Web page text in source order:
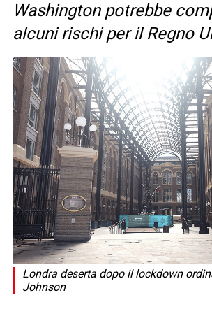
Washington potrebbe
alcuni rischi per il Regno
Londra deserta dopo il lockdown
Johnson